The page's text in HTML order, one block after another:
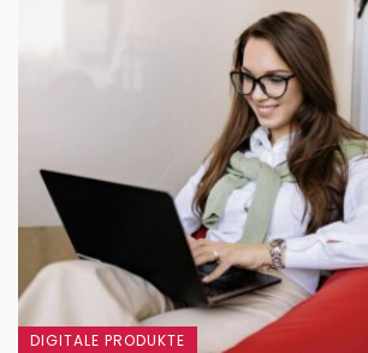
DIGITALE PRODUKTE